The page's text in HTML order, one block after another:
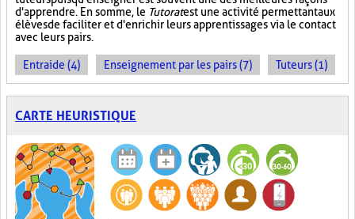
d'apprendre. En somme, le Tutoratest une activité permettant aux
élèves de faciliter et d'enrichir leurs apprentissages via le contact
avec leurs pairs.
Entraide (4) Enseignement par les pairs (7) Tuteurs (1)
CARTE HEURISTIQUE